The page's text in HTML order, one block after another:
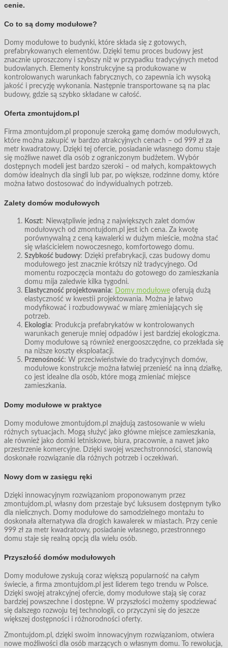
cenie.
Co to są domy modułowe?
Domy modułowe to budynki, które składa się z gotowych,
prefabrykowanych elementów. Dzięki temu proces budowy jest
znacznie uproszczony i szybszy niż w przypadku tradycyjnych metod
budowlanych. Elementy konstrukcyjne są produkowane w
kontrolowanych warunkach fabrycznych, co zapewnia ich wysoką
jakość i precyzję wykonania. Następnie transportowane są na plac
budowy, gdzie są szybko składane w całość.
Oferta zmontujdom.pl
Firma zmontujdom.pl proponuje szeroką gamę domów modułowych,
które można zakupić w bardzo atrakcyjnych cenach – od 999 zł za
metr kwadratowy. Dzięki tej ofercie, posiadanie własnego domu staje
się możliwe nawet dla osób z ograniczonym budżetem. Wybór
dostępnych modeli jest bardzo szeroki – od małych, kompaktowych
domów idealnych dla singli lub par, po większe, rodzinne domy, które
można łatwo dostosować do indywidualnych potrzeb.
Zalety domów modułowych
Koszt: Niewątpliwie jedną z największych zalet domów
modułowych od zmontujdom.pl jest ich cena. Za kwotę
porównywalną z ceną kawalerki w dużym mieście, można stać
się właścicielem nowoczesnego, komfortowego domu.
Szybkość budowy: Dzięki prefabrykacji, czas budowy domu
modułowego jest znacznie krótszy niż tradycyjnego. Od
momentu rozpoczęcia montażu do gotowego do zamieszkania
domu mija zaledwie kilka tygodni.
Elastyczność projektowania: Domy modułowe oferują dużą
elastyczność w kwestii projektowania. Można je łatwo
modyfikować i rozbudowywać w miarę zmieniających się
potrzeb.
Ekologia: Produkcja prefabrykatów w kontrolowanych
warunkach generuje mniej odpadów i jest bardziej ekologiczna.
Domy modułowe są również energooszczędne, co przekłada się
na niższe koszty eksploatacji.
Przenośność: W przeciwieństwie do tradycyjnych domów,
modułowe konstrukcje można łatwiej przenieść na inną działkę,
co jest idealne dla osób, które mogą zmieniać miejsce
zamieszkania.
Domy modułowe w praktyce
Domy modułowe zmontujdom.pl znajdują zastosowanie w wielu
różnych sytuacjach. Mogą służyć jako główne miejsce zamieszkania,
ale również jako domki letniskowe, biura, pracownie, a nawet jako
przestrzenie komercyjne. Dzięki swojej wszechstronności, stanowią
doskonałe rozwiązanie dla różnych potrzeb i oczekiwań.
Nowy dom w zasięgu ręki
Dzięki innowacyjnym rozwiązaniom proponowanym przez
zmontujdom.pl, własny dom przestaje być luksusem dostępnym tylko
dla nielicznych. Domy modułowe do samodzielnego montażu to
doskonała alternatywa dla drogich kawalerek w miastach. Przy cenie
999 zł za metr kwadratowy, posiadanie własnego, przestronnego
domu staje się realną opcją dla wielu osób.
Przyszłość domów modułowych
Domy modułowe zyskują coraz większą popularność na całym
świecie, a firma zmontujdom.pl jest liderem tego trendu w Polsce.
Dzięki swojej atrakcyjnej ofercie, domy modułowe stają się coraz
bardziej powszechne i dostępne. W przyszłości możemy spodziewać
się dalszego rozwoju tej technologii, co przyczyni się do jeszcze
większej dostępności i różnorodności oferty.
Zmontujdom.pl, dzięki swoim innowacyjnym rozwiązaniom, otwiera
nowe możliwości dla osób marzących o własnym domu. To rewolucja,